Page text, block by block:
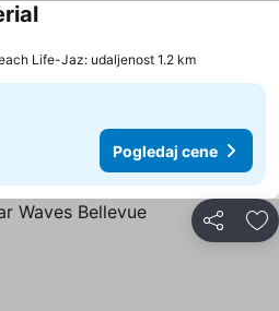
Pogledaj cene
Life-Jaz: udaljenost 1.2 km
Pogledaj cene
Deli